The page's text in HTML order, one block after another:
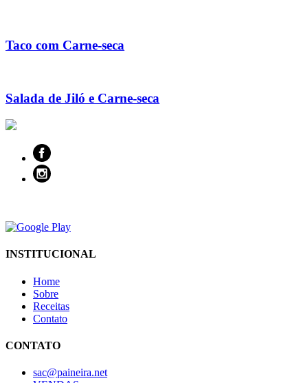
Taco com Carne-seca
Salada de Jiló e Carne-seca
INSTITUCIONAL
Home
Sobre
Receitas
Contato
CONTATO
sac@paineira.net